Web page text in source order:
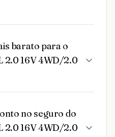
barato para o
2.0 16V 4WD/2.0
no seguro do
2.0 16V 4WD/2.0